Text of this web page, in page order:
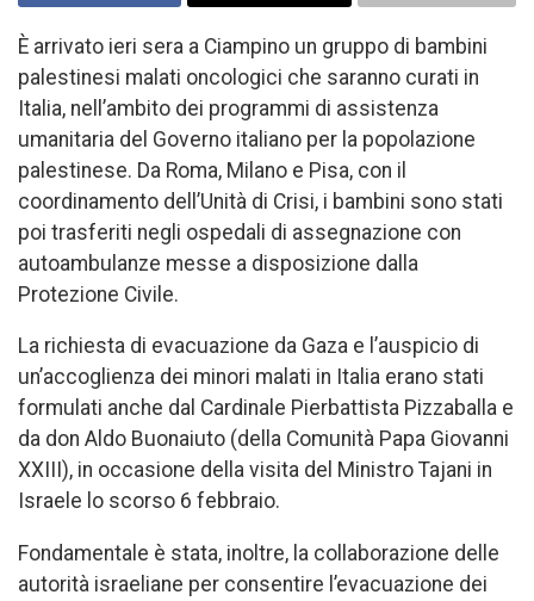
È arrivato ieri sera a Ciampino un gruppo di bambini
palestinesi malati oncologici che saranno curati in
Italia, nell’ambito dei programmi di assistenza
umanitaria del Governo italiano per la popolazione
palestinese. Da Roma, Milano e Pisa, con il
coordinamento dell’Unità di Crisi, i bambini sono stati
poi trasferiti negli ospedali di assegnazione con
autoambulanze messe a disposizione dalla
Protezione Civile.
La richiesta di evacuazione da Gaza e l’auspicio di
un’accoglienza dei minori malati in Italia erano stati
formulati anche dal Cardinale Pierbattista Pizzaballa e
da don Aldo Buonaiuto (della Comunità Papa Giovanni
XXIII), in occasione della visita del Ministro Tajani in
Israele lo scorso 6 febbraio.
Fondamentale è stata, inoltre, la collaborazione delle
autorità israeliane per consentire l’evacuazione dei